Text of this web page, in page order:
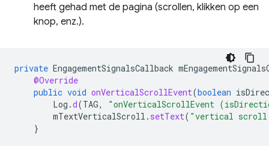
heeft gehad met de pagina (scrollen, klikken op een
knop, enz.).
private EngagementSignalsCallback
@Override
public void onVerticalScrollEvent(boolean
Log .d(TAG,
"onVerticalScrollEvent
mTextVerticalScroll . setText( "vertical
}